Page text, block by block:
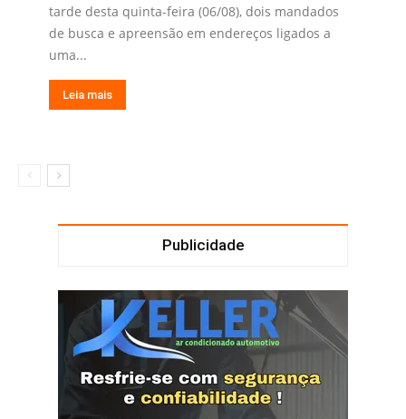
tarde desta quinta-feira (06/08), dois mandados
de busca e apreensão em endereços ligados a
uma...
Leia mais
Publicidade